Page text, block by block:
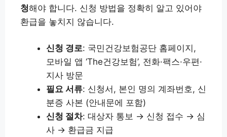
청해야 합니다. 신청 방법을 정확히 알고 있어야
환급을 놓치지 않습니다.
신청 경로: 국민건강보험공단 홈페이지,
모바일 앱 ‘The건강보험’, 전화·팩스·우편·
지사 방문
필요 서류: 신청서, 본인 명의 계좌번호, 신
분증 사본 (안내문에 포함)
신청 절차: 대상자 통보 → 신청 접수 → 심
사 → 환급금 지급